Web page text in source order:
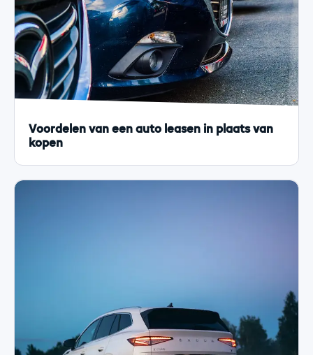
Voordelen van een auto leasen in plaats van
kopen